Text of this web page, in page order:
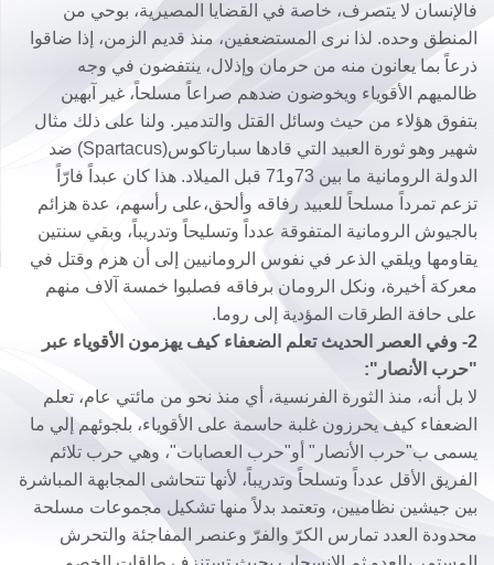
فالإنسان لا يتصرف، خاصة في القضايا المصيرية، بوحي من
المنطق وحده. لذا نرى المستضعفين، منذ قديم الزمن، إذا ضاقوا
ذرعاً بما يعانون منه من حرمان وإذلال، ينتفضون في وجه
ظالميهم الأقوياء ويخوضون ضدهم صراعاً مسلحاً، غير آبهين
بتفوق هؤلاء من حيث وسائل القتل والتدمير. ولنا على ذلك مثال
شهير وهو ثورة العبيد التي قادها سبارتاكوس(Spartacus) ضد
الدولة الرومانية ما بين 73و71 قبل الميلاد. هذا كان عبداً فارّاً
تزعم تمرداً مسلحاً للعبيد رفاقه وألحق،على رأسهم، عدة هزائم
بالجيوش الرومانية المتفوقة عدداً وتسليحاً وتدريباً، وبقي سنتين
يقاومها ويلقي الذعر في نفوس الرومانيين إلى أن هزم وقتل في
معركة أخيرة، ونكل الرومان برفاقه فصلبوا خمسة آلاف منهم
على حافة الطرقات المؤدية إلى روما.
2- وفي العصر الحديث تعلم الضعفاء كيف يهزمون الأقوياء عبر
"حرب الأنصار":
لا بل أنه، منذ الثورة الفرنسية، أي منذ نحو من مائتي عام، تعلم
الضعفاء كيف يحرزون غلبة حاسمة على الأقوياء، بلجوئهم إلي ما
يسمى ب"حرب الأنصار" أو"حرب العصابات"، وهي حرب تلائم
الفريق الأقل عدداً وتسلحاً وتدريباً، لأنها تتحاشى المجابهة المباشرة
بين جيشين نظاميين، وتعتمد بدلاً منها تشكيل مجموعات مسلحة
محدودة العدد تمارس الكرّ والفرّ وعنصر المفاجئة والتحرش